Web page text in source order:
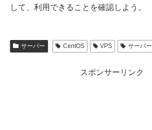
して、利用できることを確認しよう。
サーバー CentOS VPS サーバー
スポンサーリンク